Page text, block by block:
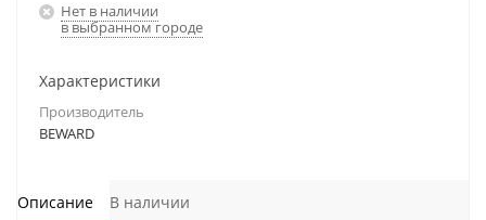
Нет в наличии
в выбранном городе
Характеристики
Производитель
BEWARD
Описание В наличии